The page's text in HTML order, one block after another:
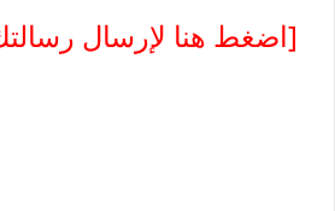
[اضغط هنا لإرسال